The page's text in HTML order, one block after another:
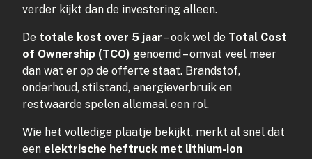
verder kijkt dan de investering alleen.
De totale kost over 5 jaar – ook wel de Total Cost
of Ownership (TCO) genoemd – omvat veel meer
dan wat er op de offerte staat. Brandstof,
onderhoud, stilstand, energieverbruik en
restwaarde spelen allemaal een rol.
Wie het volledige plaatje bekijkt, merkt al snel dat
een elektrische heftruck met lithium-ion